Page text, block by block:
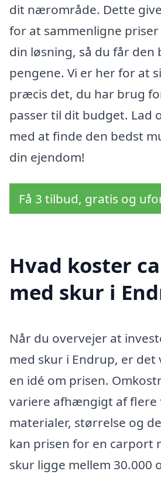
dit nærområde. Dette
for at sammenligne
din løsning, så du får
pengene. Vi er her for at
præcis det, du har brug
passer til dit budget. Lad
med at finde den bedst
din ejendom!
Få 3 tilbud, gratis og
Hvad koster
med skur i
Når du overvejer at
med skur i Endrup, er
en idé om prisen.
variere afhængigt af flere
materialer, størrelse og
kan prisen for en carport
skur ligge mellem 30.000